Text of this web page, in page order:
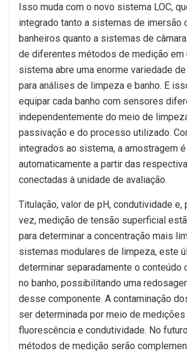
Isso muda com o novo sistema LOC,
integrado tanto a sistemas de imersão
banheiros quanto a sistemas de
de diferentes métodos de medição em
sistema abre uma enorme variedade
para análises de limpeza e banho. E
equipar cada banho com sensores
independentemente do meio de
passivação e do processo utilizado.
integrados ao sistema, a amostragem
automaticamente a partir das
conectadas à unidade de avaliação.
Titulação, valor de pH, condutividade e,
vez, medição de tensão superficial
para determinar a concentração mais
sistemas modulares de limpeza, este
determinar separadamente o conteúdo
no banho, possibilitando uma
desse componente. A contaminação
ser determinada por meio de medições
fluorescência e condutividade. No
métodos de medição serão